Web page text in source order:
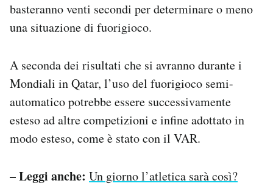
basteranno venti secondi per determinare o meno
una situazione di fuorigioco.
A seconda dei risultati che si avranno durante i
Mondiali in Qatar, l’uso del fuorigioco semi-
automatico potrebbe essere successivamente
esteso ad altre competizioni e infine adottato in
modo esteso, come è stato con il VAR.
– Leggi anche: Un giorno l’atletica sarà così?